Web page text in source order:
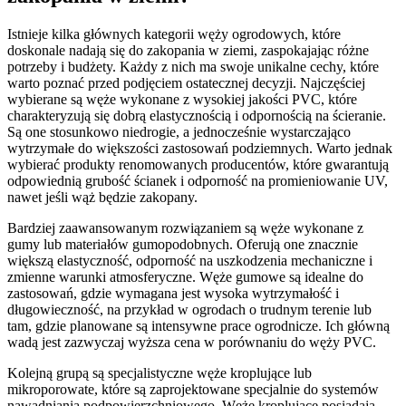
Istnieje kilka głównych kategorii węży ogrodowych, które
doskonale nadają się do zakopania w ziemi, zaspokajając różne
potrzeby i budżety. Każdy z nich ma swoje unikalne cechy, które
warto poznać przed podjęciem ostatecznej decyzji. Najczęściej
wybierane są węże wykonane z wysokiej jakości PVC, które
charakteryzują się dobrą elastycznością i odpornością na ścieranie.
Są one stosunkowo niedrogie, a jednocześnie wystarczająco
wytrzymałe do większości zastosowań podziemnych. Warto jednak
wybierać produkty renomowanych producentów, które gwarantują
odpowiednią grubość ścianek i odporność na promieniowanie UV,
nawet jeśli wąż będzie zakopany.
Bardziej zaawansowanym rozwiązaniem są węże wykonane z
gumy lub materiałów gumopodobnych. Oferują one znacznie
większą elastyczność, odporność na uszkodzenia mechaniczne i
zmienne warunki atmosferyczne. Węże gumowe są idealne do
zastosowań, gdzie wymagana jest wysoka wytrzymałość i
długowieczność, na przykład w ogrodach o trudnym terenie lub
tam, gdzie planowane są intensywne prace ogrodnicze. Ich główną
wadą jest zazwyczaj wyższa cena w porównaniu do węży PVC.
Kolejną grupą są specjalistyczne węże kroplujące lub
mikroporowate, które są zaprojektowane specjalnie do systemów